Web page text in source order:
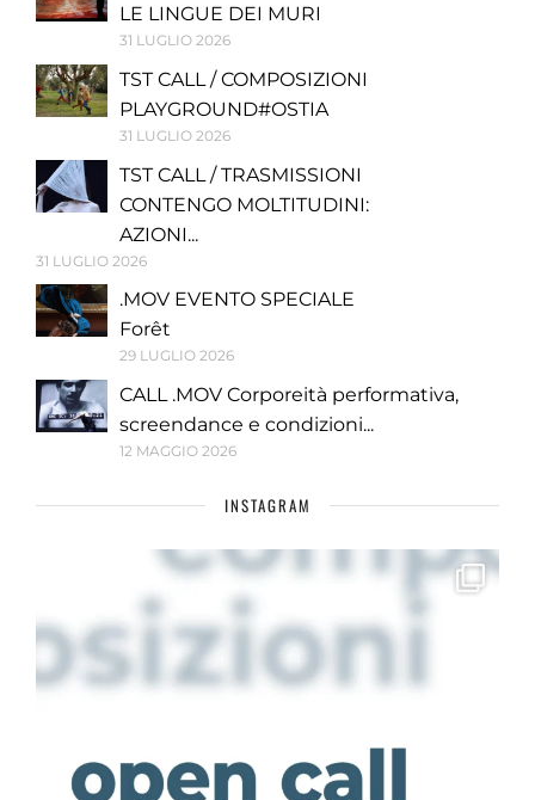
LE LINGUE DEI MURI
31 LUGLIO 2026
TST CALL / COMPOSIZIONI
PLAYGROUND#OSTIA
31 LUGLIO 2026
TST CALL / TRASMISSIONI
CONTENGO MOLTITUDINI:
AZIONI...
31 LUGLIO 2026
.MOV EVENTO SPECIALE
Forêt
29 LUGLIO 2026
CALL .MOV Corporeità performativa,
screendance e condizioni...
12 MAGGIO 2026
INSTAGRAM